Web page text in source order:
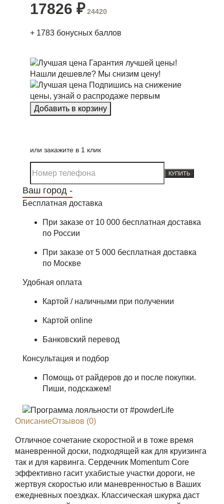
17826 ₽ 24420
+ 1783 бонусных баллов
Гарантия лучшей цены!
Нашли дешевле? Мы снизим цену!
Подпишись на снижение
цены, узнай о распродаже первым
или закажите в 1 клик
КУПИТЬ
Ваш город -
Бесплатная доставка
При заказе от 10 000 бесплатная доставка
по России
При заказе от 5 000 бесплатная доставка
по Москве
Удобная оплата
Картой / наличными при получении
Картой online
Банковский перевод
Консультация и подбор
Помощь от райдеров до и после покупки.
Пиши, подскажем!
ОписаниеОтзывов (0)
Отличное сочетание скоростной и в тоже время
маневренной доски, подходящей как для круизинга
так и для карвинга. Сердечник Momentum Core
эффективно гасит ухабистые участки дороги, не
жертвуя скоростью или маневренностью в Ваших
ежедневных поездках. Классическая шкурка даст